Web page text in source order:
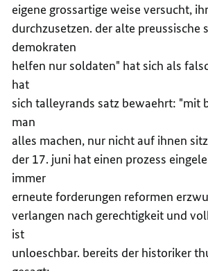
eigene grossartige weise versucht,
durchzusetzen. der alte preussische
demokraten
helfen nur soldaten" hat sich als
hat
sich talleyrands satz bewaehrt: "mit
man
alles machen, nur nicht auf ihnen
der 17. juni hat einen prozess
immer
erneute forderungen reformen
verlangen nach gerechtigkeit und
ist
unloeschbar. bereits der historiker